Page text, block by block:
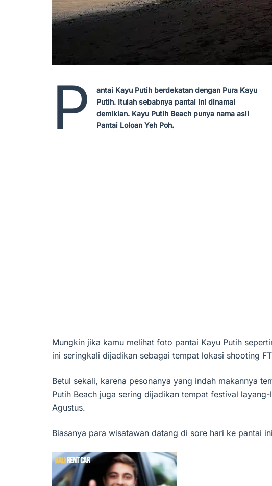
P
antai Kayu Putih berdekatan dengan Pura Kayu
Putih. Itulah sebabnya pantai ini dinamai
demikian. Kayu Putih Beach punya nama asli
Pantai Loloan Yeh Poh.
Mungkin jika kamu melihat foto pantai Kayu Putih
ini seringkali dijadikan sebagai tempat lokasi shooting
Betul sekali, karena pesonanya yang indah makannya
Putih Beach juga sering dijadikan tempat festival
Agustus.
Biasanya para wisatawan datang di sore hari ke pantai